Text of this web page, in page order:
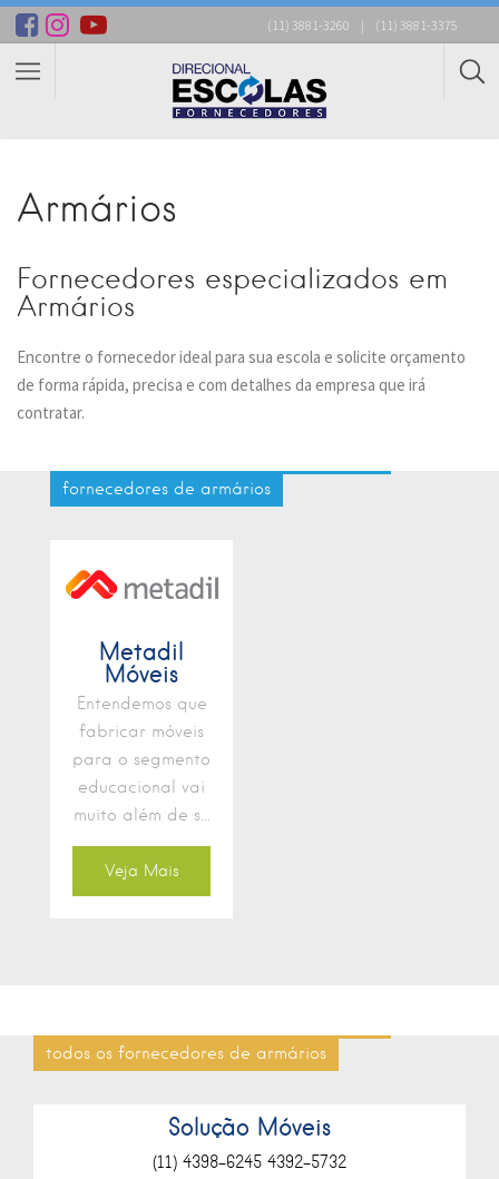
(11) 3881-3260 | (11) 3881-3375
Armários
Fornecedores especializados em
Armários
Encontre o fornecedor ideal para sua escola e solicite orçamento
de forma rápida, precisa e com detalhes da empresa que irá
contratar.
fornecedores de armários
Metadil
Móveis
Entendemos que
fabricar móveis
para o segmento
educacional vai
muito além de s...
Veja Mais
todos os fornecedores de armários
Solução Móveis
(11) 4398-6245 4392-5732